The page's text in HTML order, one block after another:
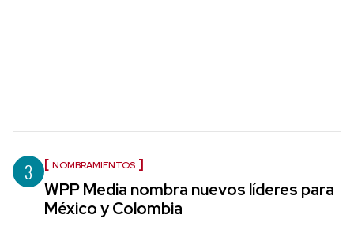
3 NOMBRAMIENTOS
WPP Media nombra nuevos líderes para
México y Colombia